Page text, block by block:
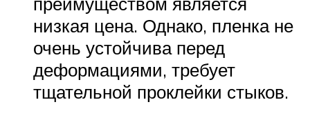
низкая цена. Однако, пленка не
очень устойчива перед
деформациями, требует
тщательной проклейки стыков.